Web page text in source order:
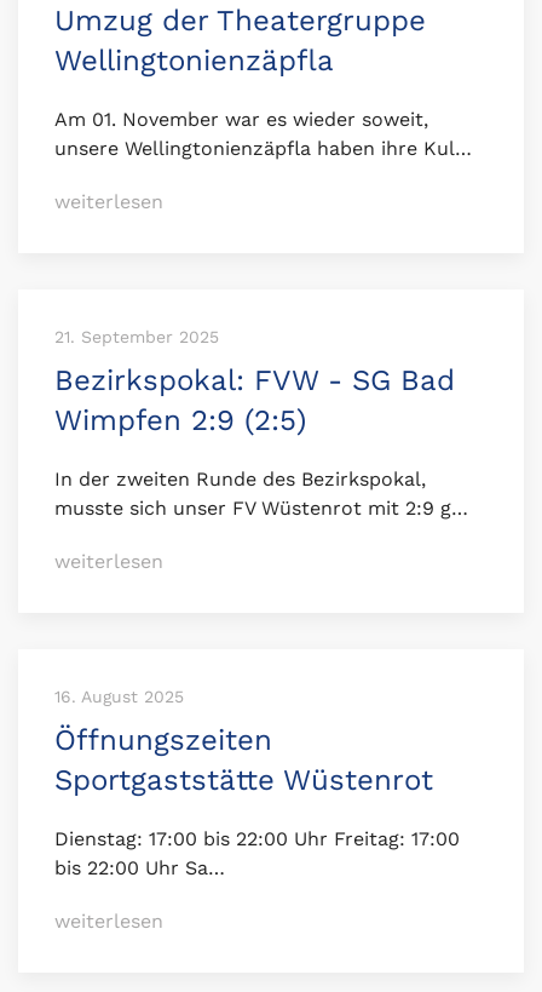
Umzug der Theatergruppe
Wellingtonienzäpfla
Am 01. November war es wieder soweit,
unsere Wellingtonienzäpfla haben ihre Kul…
weiterlesen
21. September 2025
Bezirkspokal: FVW - SG Bad
Wimpfen 2:9 (2:5)
In der zweiten Runde des Bezirkspokal,
musste sich unser FV Wüstenrot mit 2:9 g…
weiterlesen
16. August 2025
Öffnungszeiten
Sportgaststätte Wüstenrot
Dienstag: 17:00 bis 22:00 Uhr Freitag: 17:00
bis 22:00 Uhr Sa…
weiterlesen